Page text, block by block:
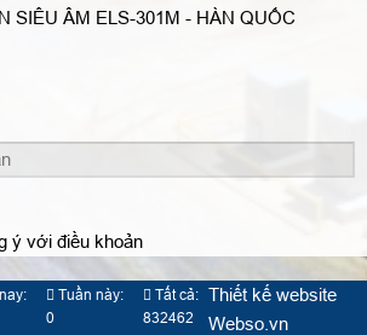
SIÊU ÂM ELS-301M - HÀN QUỐC
ý với điều khoản
Tuần này:
0
Tất cả:
832462
Thiết kế website
Webso.vn